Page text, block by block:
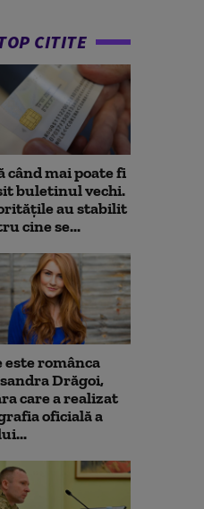
CITITE
când mai poate fi
buletinul vechi.
au stabilit
cine se...
este românca
Drăgoi,
care a realizat
oficială a